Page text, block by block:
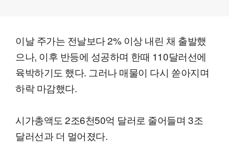
이날 주가는 전날보다 2% 이상 내린 채 출발했
으나, 이후 반등에 성공하며 한때 110달러선에
육박하기도 했다. 그러나 매물이 다시 쏟아지며
하락 마감했다.
시가총액도 2조6천50억 달러로 줄어들며 3조
달러선과 더 멀어졌다.